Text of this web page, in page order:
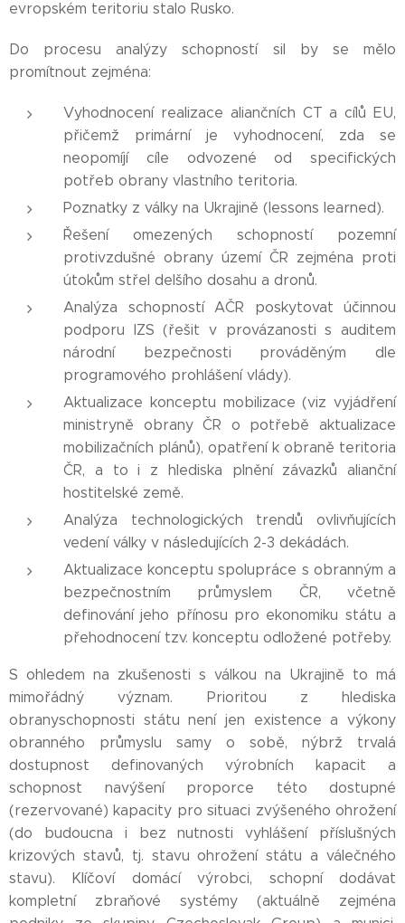
evropském teritoriu stalo Rusko.
Do procesu analýzy schopností sil by se mělo
promítnout zejména:
Vyhodnocení realizace aliančních CT a cílů EU,
přičemž primární je vyhodnocení, zda se
neopomíjí cíle odvozené od specifických
potřeb obrany vlastního teritoria.
Poznatky z války na Ukrajině (lessons learned).
Řešení omezených schopností pozemní
protivzdušné obrany území ČR zejména proti
útokům střel delšího dosahu a dronů.
Analýza schopností AČR poskytovat účinnou
podporu IZS (řešit v provázanosti s auditem
národní bezpečnosti prováděným dle
programového prohlášení vlády).
Aktualizace konceptu mobilizace (viz vyjádření
ministryně obrany ČR o potřebě aktualizace
mobilizačních plánů), opatření k obraně teritoria
ČR, a to i z hlediska plnění závazků alianční
hostitelské země.
Analýza technologických trendů ovlivňujících
vedení války v následujících 2-3 dekádách.
Aktualizace konceptu spolupráce s obranným a
bezpečnostním průmyslem ČR, včetně
definování jeho přínosu pro ekonomiku státu a
přehodnocení tzv. konceptu odložené potřeby.
S ohledem na zkušenosti s válkou na Ukrajině to má
mimořádný význam. Prioritou z hlediska
obranyschopnosti státu není jen existence a výkony
obranného průmyslu samy o sobě, nýbrž trvalá
dostupnost definovaných výrobních kapacit a
schopnost navýšení proporce této dostupné
(rezervované) kapacity pro situaci zvýšeného ohrožení
(do budoucna i bez nutnosti vyhlášení příslušných
krizových stavů, tj. stavu ohrožení státu a válečného
stavu). Klíčoví domácí výrobci, schopní dodávat
kompletní zbraňové systémy (aktuálně zejména